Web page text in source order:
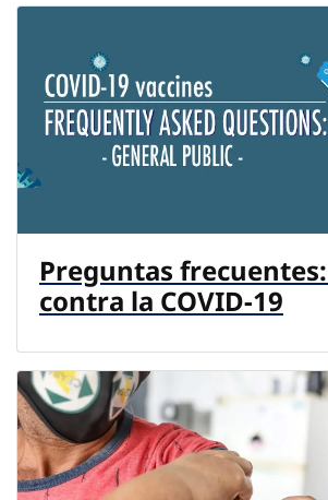
Preguntas
contra la COVID-19